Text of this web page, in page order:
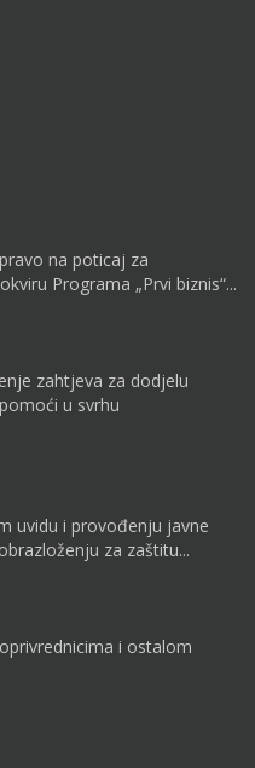
na poticaj za
Programa „Prvi biznis“...
zahtjeva za dodjelu
u svrhu
uvidu i provođenju javne
za zaštitu...
i ostalom